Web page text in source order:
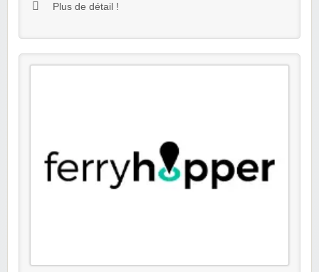
Plus de détail !